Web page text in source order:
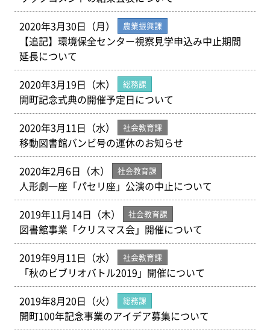
2020年3月30日（月）
農業振興課
【追記】環境保全センター視察見学申込み中止期間
延長について
2020年3月19日（木）
総務課
開町記念式典の開催予定日について
2020年3月11日（水）
社会教育課
移動図書館バンビ号の運休のお知らせ
2020年2月6日（木）
社会教育課
人形劇一座「パセリ座」公演の中止について
2019年11月14日（木）
社会教育課
図書館事業「クリスマス会」開催について
2019年9月11日（水）
社会教育課
「秋のビブリオバトル2019」開催について
2019年8月20日（火）
総務課
開町100年記念事業のアイデア募集について